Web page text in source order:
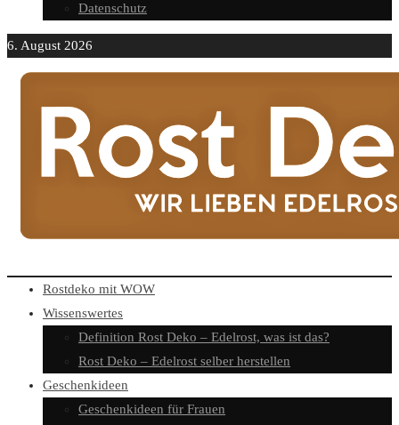
Datenschutz
6. August 2026
Rostdeko mit WOW
Wissenswertes
Definition Rost Deko – Edelrost, was ist das?
Rost Deko – Edelrost selber herstellen
Geschenkideen
Geschenkideen für Frauen